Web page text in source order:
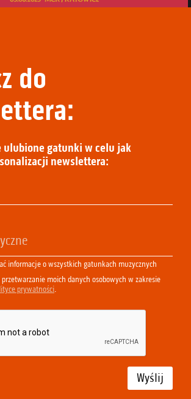
do
ulubione gatunki w celu jak
newslettera:
informacje o wszystkich gatunkach muzycznych
przetwarzanie moich danych osobowych w zakresie
prywatności.
Wyślij